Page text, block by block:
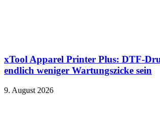
xTool Apparel Printer Plus: DTF-
endlich weniger Wartungszicke sein
9. August 2026